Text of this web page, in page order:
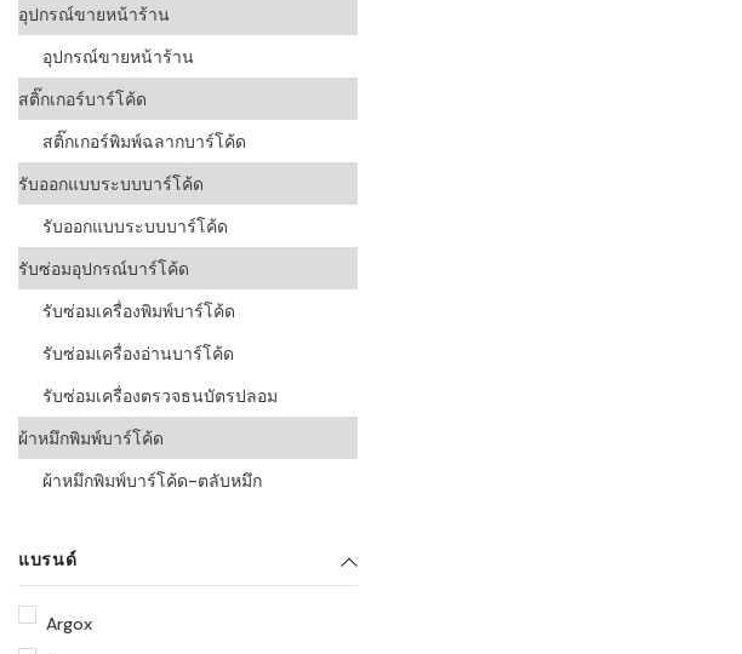
อุปกรณ์ขายหน้าร้าน
อุปกรณ์ขายหน้าร้าน
สติ๊กเกอร์บาร์โค้ด
สติ๊กเกอร์พิมพ์ฉลากบาร์โค้ด
รับออกแบบระบบบาร์โค้ด
รับออกแบบระบบบาร์โค้ด
รับซ่อมอุปกรณ์บาร์โค้ด
รับซ่อมเครื่องพิมพ์บาร์โค้ด
รับซ่อมเครื่องอ่านบาร์โค้ด
รับซ่อมเครื่องตรวจธนบัตรปลอม
ผ้าหมึกพิมพ์บาร์โค้ด
ผ้าหมึกพิมพ์บาร์โค้ด-ตลับหมึก
แบรนด์
Argox